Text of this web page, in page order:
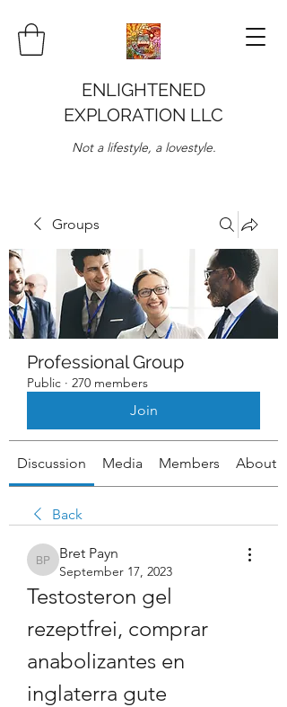
ENLIGHTENED
EXPLORATION LLC
Not a lifestyle, a lovestyle.
Groups
Professional Group
Public · 270 members
Join
Discussion Media Members About
Back
Bret Payn
Bret Payn
September 17, 2023
Testosteron gel
rezeptfrei, comprar
anabolizantes en
inglaterra gute